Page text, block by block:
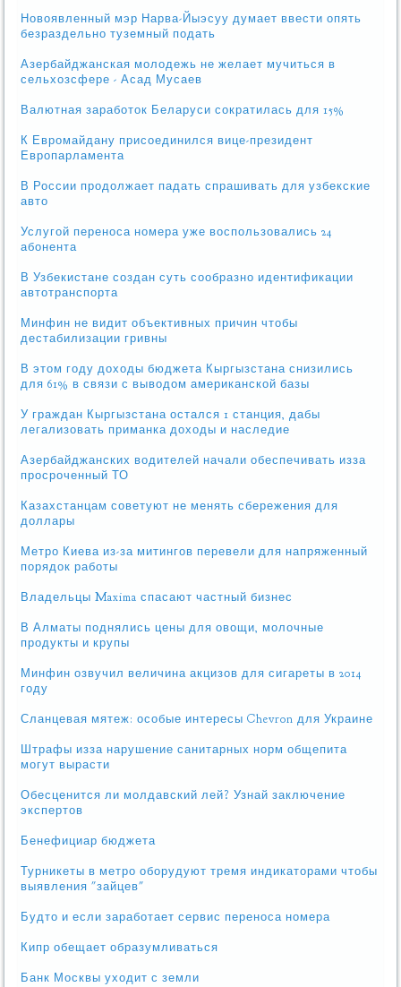
Новоявленный мэр Нарва-Йыэсуу думает ввести опять
безраздельно туземный подать
Азербайджанская молодежь не желает мучиться в
сельхозсфере - Асад Мусаев
Валютная заработок Беларуси сократилась для 15%
К Евромайдану присоединился вице-президент
Европарламента
В России продолжает падать спрашивать для узбекские
авто
Услугой переноса номера уже воспользовались 24
абонента
В Узбекистане создан суть сообразно идентификации
автотранспорта
Минфин не видит объективных причин чтобы
дестабилизации гривны
В этом году доходы бюджета Кыргызстана снизились
для 61% в связи с выводом американской базы
У граждан Кыргызстана остался 1 станция, дабы
легализовать приманка доходы и наследие
Азербайджанских водителей начали обеспечивать изза
просроченный ТО
Казахстанцам советуют не менять сбережения для
доллары
Метро Киева из-за митингов перевели для напряженный
порядок работы
Владельцы Maxima спасают частный бизнес
В Алматы поднялись цены для овощи, молочные
продукты и крупы
Минфин озвучил величина акцизов для сигареты в 2014
году
Сланцевая мятеж: особые интересы Chevron для Украине
Штрафы изза нарушение санитарных норм общепита
могут вырасти
Обесценится ли молдавский лей? Узнай заключение
экспертов
Бенефициар бюджета
Турникеты в метро оборудуют тремя индикаторами чтобы
выявления "зайцев"
Будто и если заработает сервис переноса номера
Кипр обещает образумливаться
Банк Москвы уходит с земли